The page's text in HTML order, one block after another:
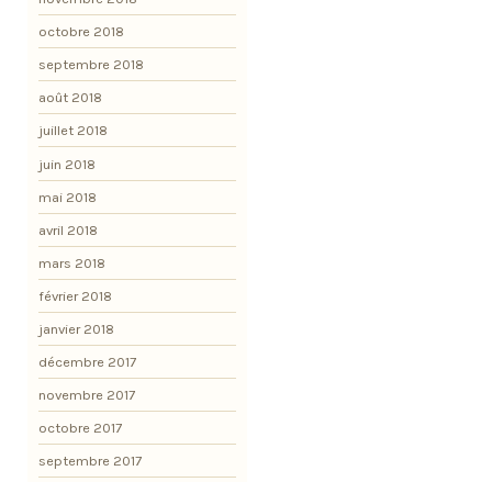
octobre 2018
septembre 2018
août 2018
juillet 2018
juin 2018
mai 2018
avril 2018
mars 2018
février 2018
janvier 2018
décembre 2017
novembre 2017
octobre 2017
septembre 2017